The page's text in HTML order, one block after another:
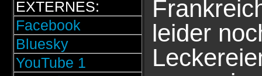
EXTERNES:
Facebook
Bluesky
YouTube 1
leider